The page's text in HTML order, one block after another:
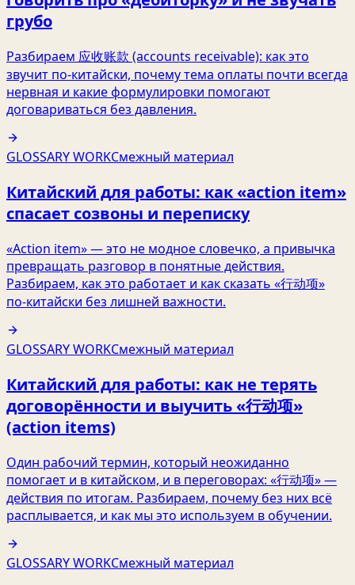
грубо
Разбираем 应收账款 (accounts receivable): как это
звучит по‑китайски, почему тема оплаты почти всегда
нервная и какие формулировки помогают
договариваться без давления.
GLOSSARY WORKСмежный материал
Китайский для работы: как «action item»
спасает созвоны и переписку
«Action item» — это не модное словечко, а привычка
превращать разговор в понятные действия.
Разбираем, как это работает и как сказать «行动项»
по‑китайски без лишней важности.
GLOSSARY WORKСмежный материал
Китайский для работы: как не терять
договорённости и выучить «行动项»
(action items)
Один рабочий термин, который неожиданно
помогает и в китайском, и в переговорах: «行动项» —
действия по итогам. Разбираем, почему без них всё
расплывается, и как мы это используем в обучении.
GLOSSARY WORKСмежный материал